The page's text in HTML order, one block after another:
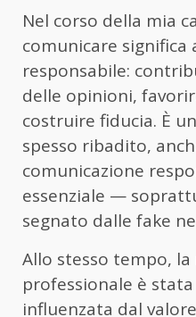
Nel corso della mia
comunicare significa
responsabile:
delle opinioni,
costruire fiducia. È
spesso ribadito,
comunicazione
essenziale —
segnato dalle fake
Allo stesso tempo,
professionale è
influenzata dal